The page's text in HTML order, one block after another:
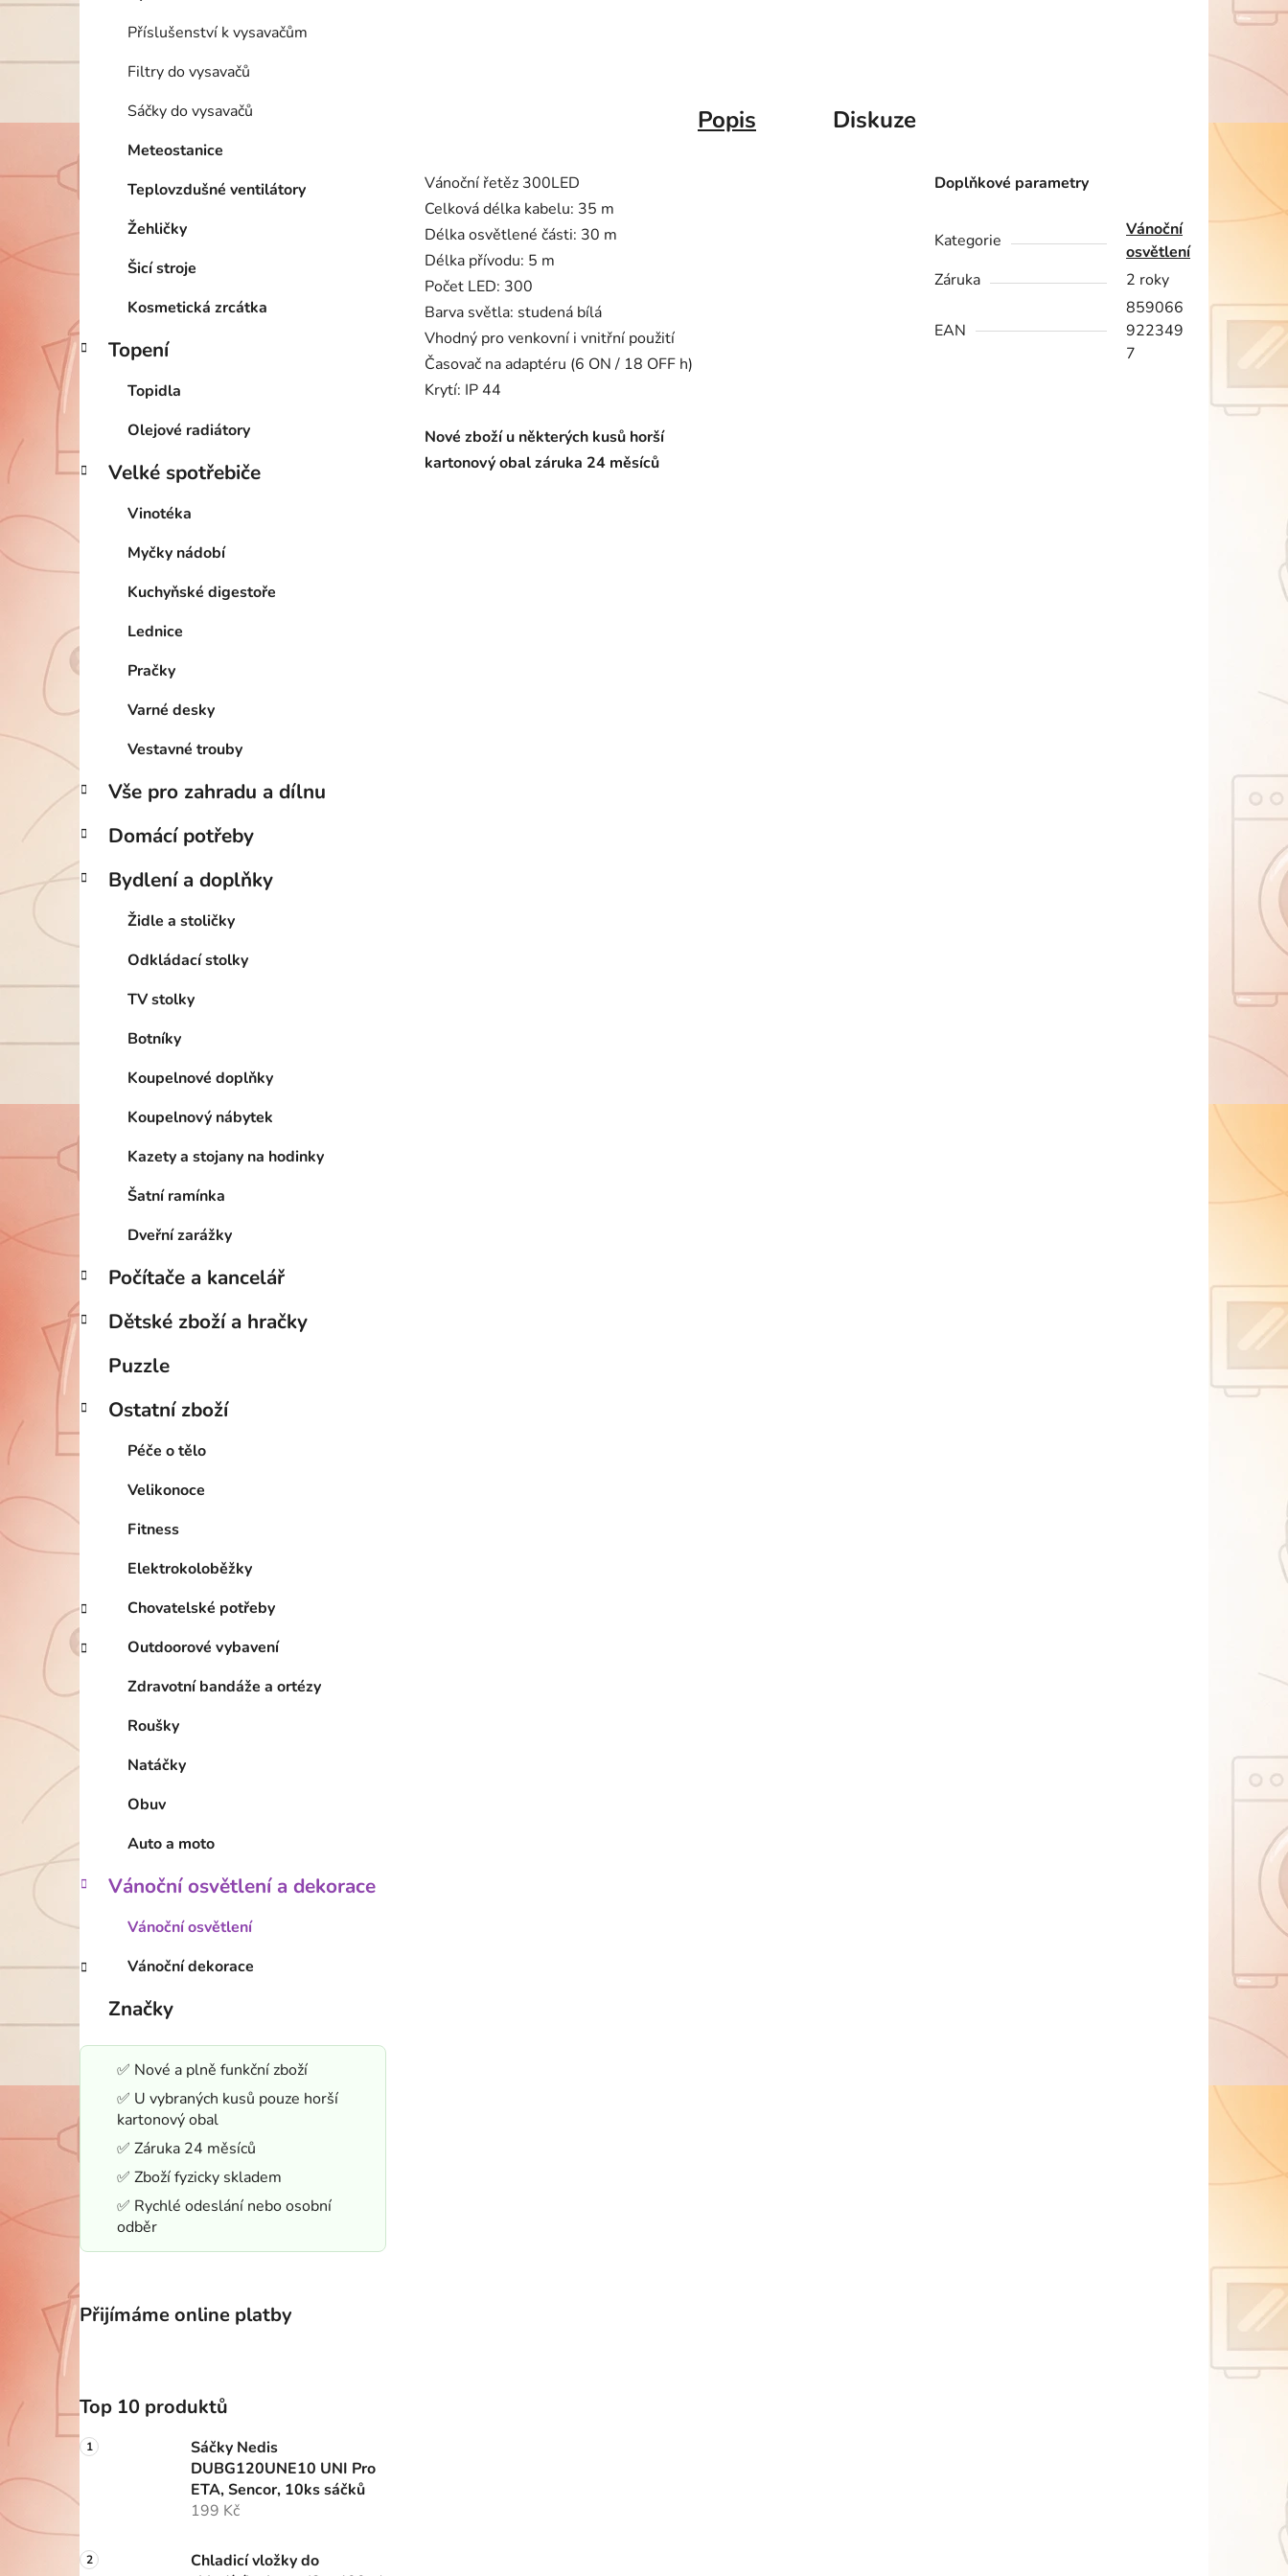
Příslušenství k vysavačům
Filtry do vysavačů
Sáčky do vysavačů
Meteostanice
Teplovzdušné ventilátory
Žehličky
Šicí stroje
Kosmetická zrcátka
Topení
Topidla
Olejové radiátory
Velké spotřebiče
Vinotéka
Myčky nádobí
Kuchyňské digestoře
Lednice
Pračky
Varné desky
Vestavné trouby
Vše pro zahradu a dílnu
Domácí potřeby
Bydlení a doplňky
Židle a stoličky
Odkládací stolky
TV stolky
Botníky
Koupelnové doplňky
Koupelnový nábytek
Kazety a stojany na hodinky
Šatní ramínka
Dveřní zarážky
Počítače a kancelář
Dětské zboží a hračky
Puzzle
Ostatní zboží
Péče o tělo
Velikonoce
Fitness
Elektrokoloběžky
Chovatelské potřeby
Outdoorové vybavení
Zdravotní bandáže a ortézy
Roušky
Natáčky
Obuv
Auto a moto
Vánoční osvětlení a dekorace
Vánoční osvětlení
Vánoční dekorace
Značky
✅ Nové a plně funkční zboží
✅ U vybraných kusů pouze horší
kartonový obal
✅ Záruka 24 měsíců
✅ Zboží fyzicky skladem
✅ Rychlé odeslání nebo osobní
odběr
Přijímáme online platby
Top 10 produktů
Sáčky Nedis
DUBG120UNE10 UNI Pro
ETA, Sencor, 10ks sáčků
199 Kč
Chladicí vložky do
Popis Diskuze
Vánoční řetěz 300LED
Celková délka kabelu: 35 m
Délka osvětlené části: 30 m
Délka přívodu: 5 m
Počet LED: 300
Barva světla: studená bílá
Vhodný pro venkovní i vnitřní použití
Časovač na adaptéru (6 ON / 18 OFF h)
Krytí: IP 44
Nové zboží u některých kusů horší
kartonový obal záruka 24 měsíců
Doplňkové parametry
Kategorie
Vánoční
osvětlení
Záruka
2 roky
EAN
859066
922349
7